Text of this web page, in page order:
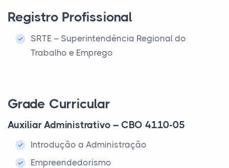
Registro Profissional
SRTE – Superintendência Regional do
Trabalho e Emprego
Grade Curricular
Auxiliar Administrativo – CBO 4110-05
Introdução a Administração
Empreendedorismo